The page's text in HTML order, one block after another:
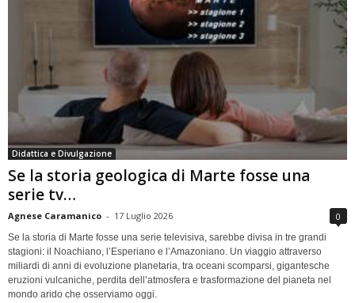
Didattica e Divulgazione
Se la storia geologica di Marte fosse una
serie tv…
Agnese Caramanico - 17 Luglio 2026 0
Se la storia di Marte fosse una serie televisiva, sarebbe divisa in tre grandi
stagioni: il Noachiano, l’Esperiano e l’Amazoniano. Un viaggio attraverso
miliardi di anni di evoluzione planetaria, tra oceani scomparsi, gigantesche
eruzioni vulcaniche, perdita dell’atmosfera e trasformazione del pianeta nel
mondo arido che osserviamo oggi.